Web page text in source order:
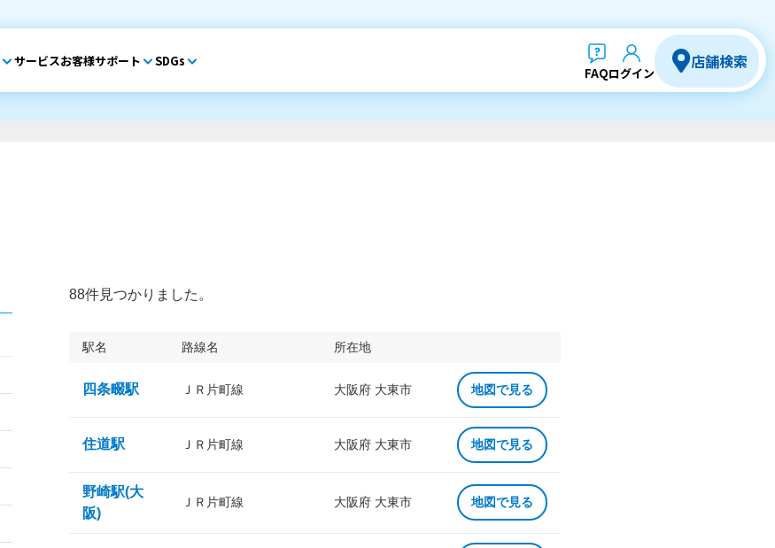
サービスお客様サポート SDGs
FAQログイン
店舗検索
88件見つかりました。
駅名 路線名 所在地
四条畷駅 ＪＲ片町線 大阪府 大東市 地図で見る
住道駅 ＪＲ片町線 大阪府 大東市 地図で見る
野崎駅(大
阪)
ＪＲ片町線 大阪府 大東市 地図で見る